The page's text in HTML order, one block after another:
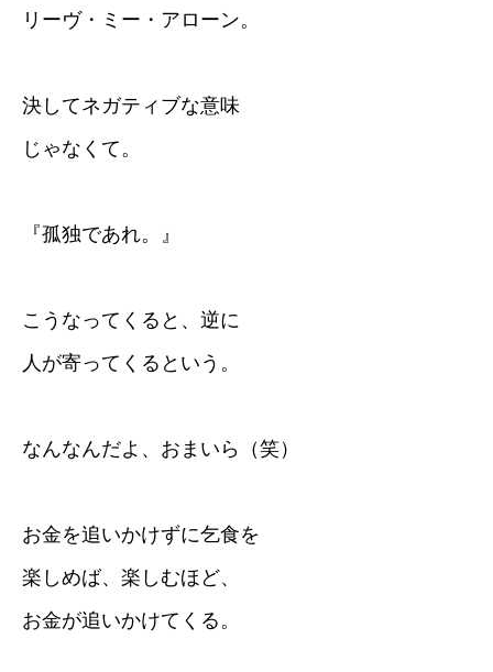
リーヴ・ミー・アローン。
決してネガティブな意味
じゃなくて。
『孤独であれ。』
こうなってくると、逆に
人が寄ってくるという。
なんなんだよ、おまいら（笑）
お金を追いかけずに乞食を
楽しめば、楽しむほど、
お金が追いかけてくる。